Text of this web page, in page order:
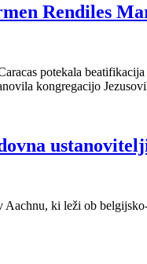
Rendiles
potekala
kongregacijo
Aachnu, ki leži ob